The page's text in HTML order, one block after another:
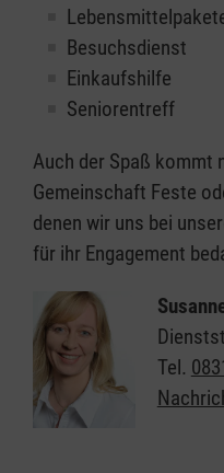
Besuchsdienst
Einkaufshilfe
Seniorentreff
Auch der Spaß kommt
Gemeinschaft Feste
denen wir uns bei
für ihr Engagement
Tel.